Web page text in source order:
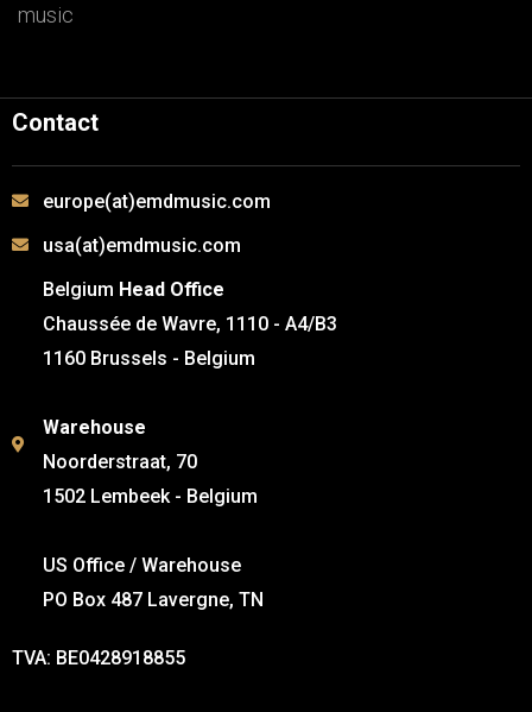
music
Contact
europe(at)emdmusic.com
usa(at)emdmusic.com
Belgium Head Office
Chaussée de Wavre, 1110 - A4/B3
1160 Brussels - Belgium
Warehouse
Noorderstraat, 70
1502 Lembeek - Belgium
US Office / Warehouse
PO Box 487 Lavergne, TN
TVA: BE0428918855